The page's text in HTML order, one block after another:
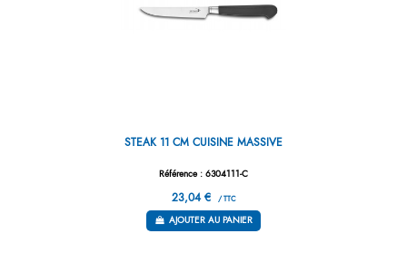
STEAK 11 CM CUISINE MASSIVE
Référence : 6304111-C
23,04 € / TTC
AJOUTER AU PANIER